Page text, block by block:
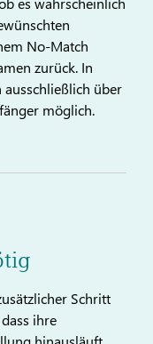
No-Match
zurück. In
über
möglich.
Schritt
ihre